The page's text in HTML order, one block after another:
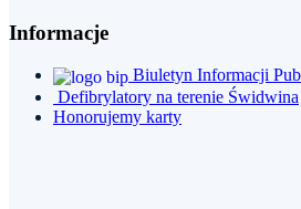
Informacje
Biuletyn Informacji
Defibrylatory na terenie Świdwina
Honorujemy karty